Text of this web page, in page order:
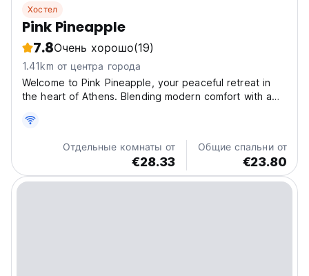
Хостел
Pink Pineapple
7.8Очень хорошо(19)
1.41km от центра города
Welcome to Pink Pineapple, your peaceful retreat in
the heart of Athens. Blending modern comfort with a
serene base from which to explore the city’s vibrant
culture and historic charm. Located in a quiet...
Отдельные комнаты от
€28.33
Общие спальни от
€23.80